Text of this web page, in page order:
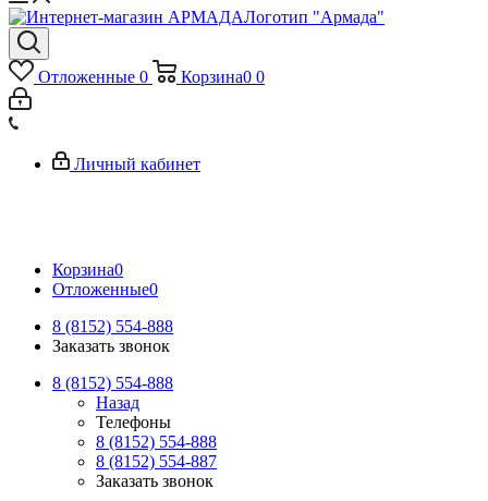
Логотип "Армада"
Отложенные 0 Корзина0 0
Личный кабинет
Корзина0
Отложенные0
8 (8152) 554-888
Заказать звонок
8 (8152) 554-888
Назад
Телефоны
8 (8152) 554-888
8 (8152) 554-887
Заказать звонок